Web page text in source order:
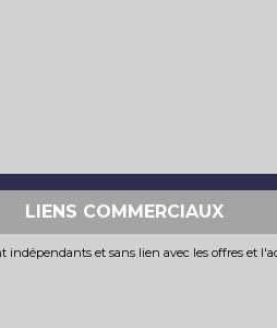
LIENS COMMERCIAUX
indépendants et sans lien avec les offres et